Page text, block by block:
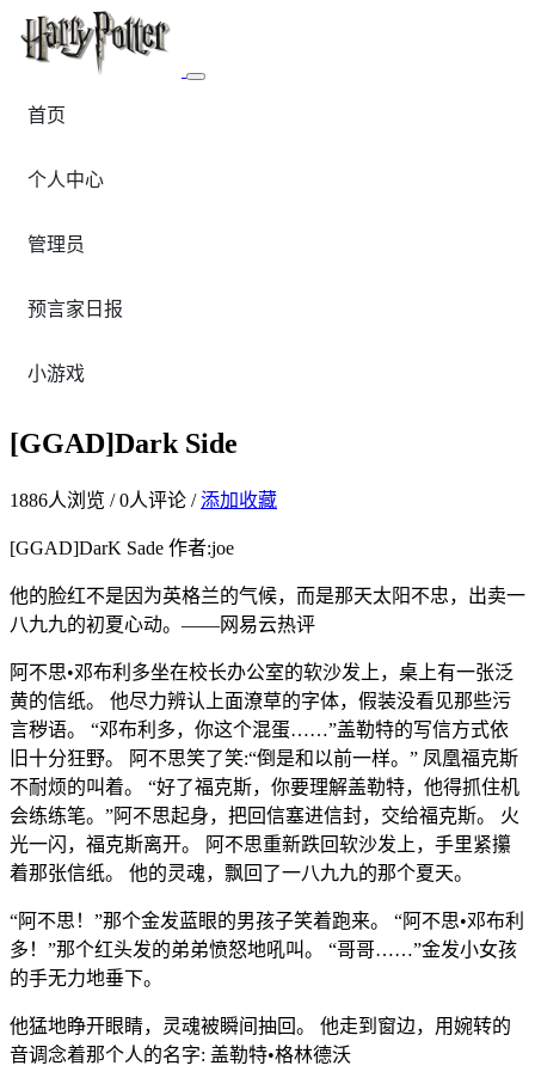
首页
个人中心
管理员
预言家日报
小游戏
[GGAD]Dark Side
1886人浏览 /0人评论 /添加收藏
[GGAD]DarK Sade 作者:joe
他的脸红不是因为英格兰的气候，而是那天太阳不忠，出卖一
八九九的初夏心动。——网易云热评
阿不思•邓布利多坐在校长办公室的软沙发上，桌上有一张泛
黄的信纸。 他尽力辨认上面潦草的字体，假装没看见那些污
言秽语。 “邓布利多，你这个混蛋……”盖勒特的写信方式依
旧十分狂野。 阿不思笑了笑:“倒是和以前一样。” 凤凰福克斯
不耐烦的叫着。 “好了福克斯，你要理解盖勒特，他得抓住机
会练练笔。”阿不思起身，把回信塞进信封，交给福克斯。 火
光一闪，福克斯离开。 阿不思重新跌回软沙发上，手里紧攥
着那张信纸。 他的灵魂，飘回了一八九九的那个夏天。
“阿不思！”那个金发蓝眼的男孩子笑着跑来。 “阿不思•邓布利
多！”那个红头发的弟弟愤怒地吼叫。 “哥哥……”金发小女孩
的手无力地垂下。
他猛地睁开眼睛，灵魂被瞬间抽回。 他走到窗边，用婉转的
音调念着那个人的名字: 盖勒特•格林德沃